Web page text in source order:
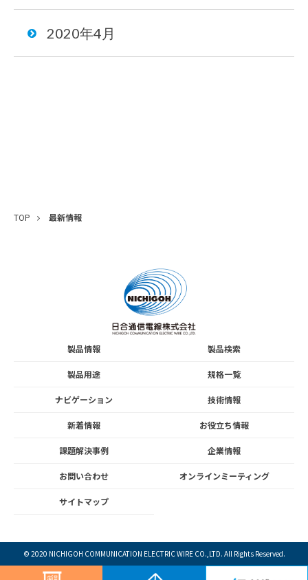
2020年4月
TOP 最新情報
製品情報 製品検索
製品用途 規格一覧
ナビゲーション 技術情報
新着情報 お役立ち情報
課題解決事例 企業情報
お問い合わせ オンラインミーティング
サイトマップ
© 2020 NICHIGOH COMMUNICATION ELECTRIC WIRECO.,LTD. All Rights Reserved.